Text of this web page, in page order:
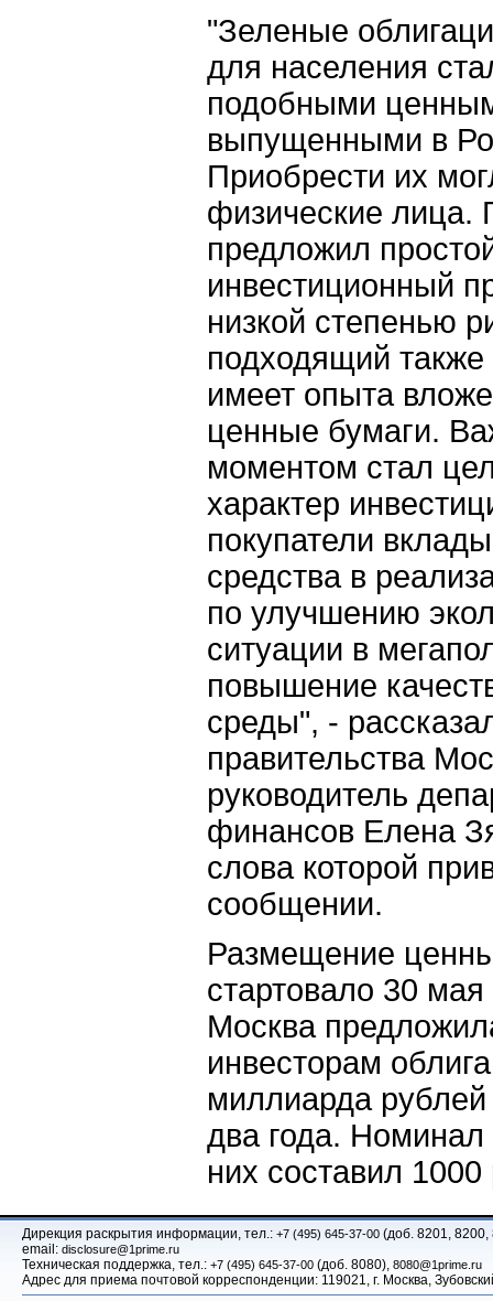
"Зеленые
для населения
подобными
выпущенными в
Приобрести их
физические лица.
предложил
инвестиционный
низкой степенью
подходящий также
имеет опыта
ценные бумаги.
моментом стал
характер
покупатели
средства в
по улучшению
ситуации в
повышение
среды", -
правительства
руководитель
финансов Елена
слова которой
сообщении.
Размещение
стартовало 30 мая
Москва
инвесторам
миллиарда
два года. Номинал
них составил
Дирекция раскрытия информации, тел.: +7 (495) 645-37-00 (доб. 8201,
email: disclosure@1prime.ru
Техническая поддержка, тел.: +7 (495) 645-37-00 (доб. 8080), 8080@1prime.ru
Адрес для приема почтовой корреспонденции: 119021, г. Москва,